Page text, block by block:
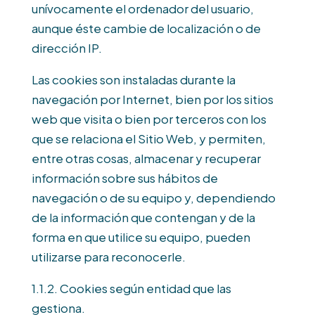
unívocamente el ordenador del usuario,
aunque éste cambie de localización o de
dirección IP.
Las cookies son instaladas durante la
navegación por Internet, bien por los sitios
web que visita o bien por terceros con los
que se relaciona el Sitio Web, y permiten,
entre otras cosas, almacenar y recuperar
información sobre sus hábitos de
navegación o de su equipo y, dependiendo
de la información que contengan y de la
forma en que utilice su equipo, pueden
utilizarse para reconocerle.
1.1.2. Cookies según entidad que las
gestiona.